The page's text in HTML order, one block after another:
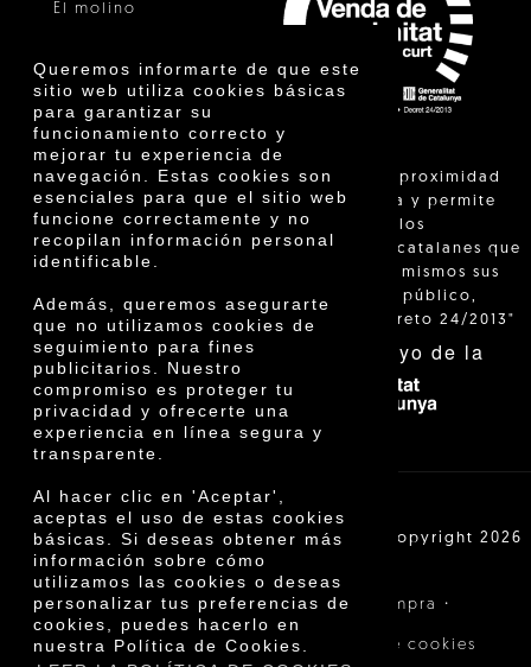
Queremos informarte de que este
sitio web utiliza cookies básicas
para garantizar su
funcionamiento correcto y
mejorar tu experiencia de
navegación. Estas cookies son
esenciales para que el sitio web
funcione correctamente y no
recopilan información personal
identificable.
Además, queremos asegurarte
que no utilizamos cookies de
seguimiento para fines
publicitarios. Nuestro
compromiso es proteger tu
privacidad y ofrecerte una
experiencia en línea segura y
transparente.
Al hacer clic en 'Aceptar',
aceptas el uso de estas cookies
básicas. Si deseas obtener más
información sobre cómo
utilizamos las cookies o deseas
personalizar tus preferencias de
cookies, puedes hacerlo en
nuestra Política de Cookies.
El molino
Otros productos
Certificados
Premios
Innovación
"La venta de proximidad
está regulada y permite
identificar a los
agricultores catalanes que
venden ellos mismos sus
productos al público,
según el Decreto 24/2013"
Con el apoyo de la
Cooperativa Agrícola de Cambrils SCCL | Copyright 2026
©
Aviso legal · Condiciones de compra ·
Política de privacidad· Política de cookies